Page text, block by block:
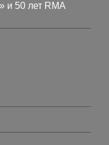
50 лет RMA